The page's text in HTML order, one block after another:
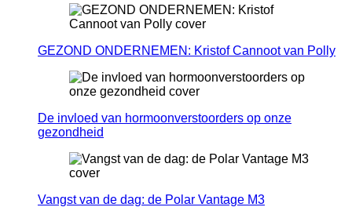
GEZOND ONDERNEMEN: Kristof Cannoot van Polly
De invloed van hormoonverstoorders op onze
gezondheid
Vangst van de dag: de Polar Vantage M3